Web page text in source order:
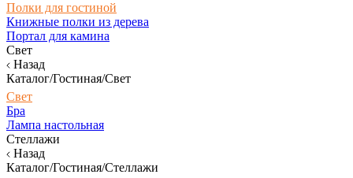
Полки для гостиной
Книжные полки из дерева
Портал для камина
Свет
Назад
Каталог/Гостиная/Свет
Свет
Бра
Лампа настольная
Стеллажи
Назад
Каталог/Гостиная/Стеллажи